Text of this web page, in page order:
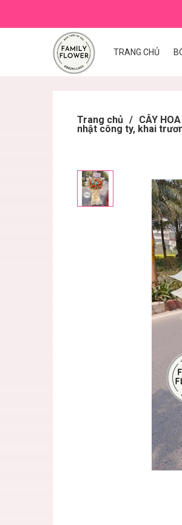
TRANG CHỦ
Trang chủ / CÂY
nhật công ty, khai